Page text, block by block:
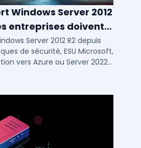
Windows Server 2012
entreprises doivent
Server 2012 R2 depuis
de sécurité, ESU Microsoft,
vers Azure ou Server 2022